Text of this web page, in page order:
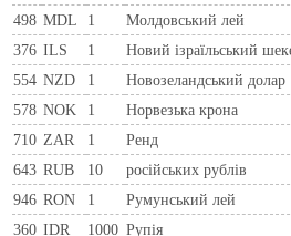
498 MDL 1 Молдовський лей
376 ILS 1 Новий ізраїльський
554 NZD 1 Новозеландський долар
578 NOK 1 Норвезька крона
710 ZAR 1 Ренд
643 RUB 10 російських рублів
946 RON 1 Румунський лей
360 IDR 1000 Рупія